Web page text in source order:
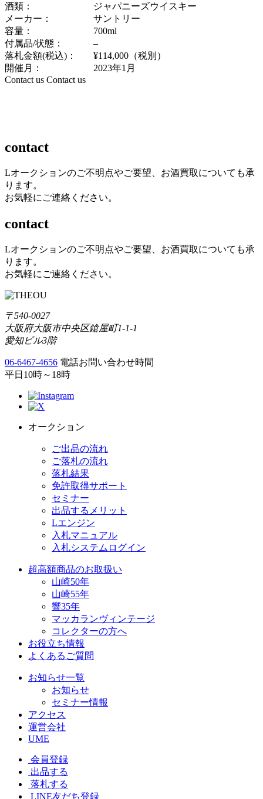
酒類：
ジャパニーズウイスキー
メーカー：
サントリー
容量：
700ml
付属品/状態：
–
落札金額(税込)：
¥114,000（税別）
開催月：
2023年1月
Contact us Contact us
contact
Lオークションのご不明点やご要望、お酒買取についても承
ります。
お気軽にご連絡ください。
contact
Lオークションのご不明点やご要望、お酒買取についても承
ります。
お気軽にご連絡ください。
〒540-0027
大阪府大阪市中央区鎗屋町1-1-1
愛知ビル3階
06-6467-4656 電話お問い合わせ時間
平日10時～18時
オークション
ご出品の流れ
ご落札の流れ
落札結果
免許取得サポート
セミナー
出品するメリット
Lエンジン
入札マニュアル
入札システムログイン
超高額商品のお取扱い
山崎50年
山崎55年
響35年
マッカランヴィンテージ
コレクターの方へ
お役立ち情報
よくあるご質問
お知らせ一覧
お知らせ
セミナー情報
アクセス
運営会社
UME
会員登録
出品する
落札する
LINE友だち登録